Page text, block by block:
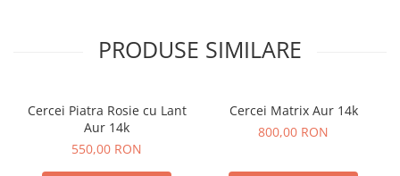
PRODUSE SIMILARE
Cercei Piatra Rosie cu Lant
Aur 14k
550,00 RON
Cercei Matrix Aur 14k
800,00 RON